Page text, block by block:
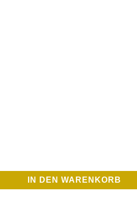
IN DEN WARENKORB